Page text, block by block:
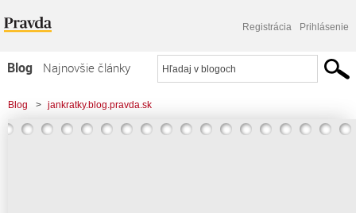
Registrácia Prihlásenie
Blog
Najnovšie články
Najčítanejšie články
Najkomentovanejšie články
Blog > jankratky.blog.pravda.sk